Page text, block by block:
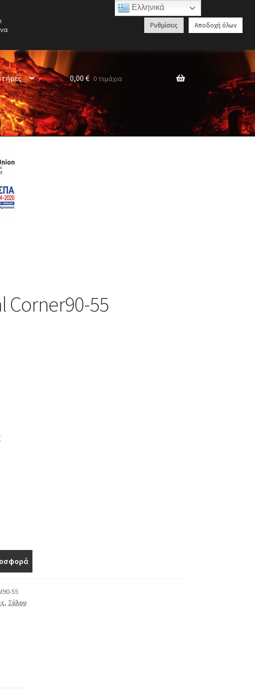
0,00 € 0 τεμάχια
Corner90-55
55
, Ξύλου
Ρυθμίσεις Αποδοχή όλων
Ελληνικά